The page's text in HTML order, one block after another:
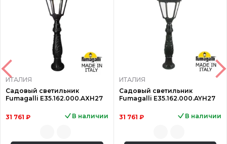
ИТАЛИЯ
Садовый светильник
Fumagalli E35.162.000.AXH27
31 761 ₽ В наличии
ИТАЛИЯ
Садовый светильник
Fumagalli E35.162.000.AYH27
31 761 ₽ В наличии